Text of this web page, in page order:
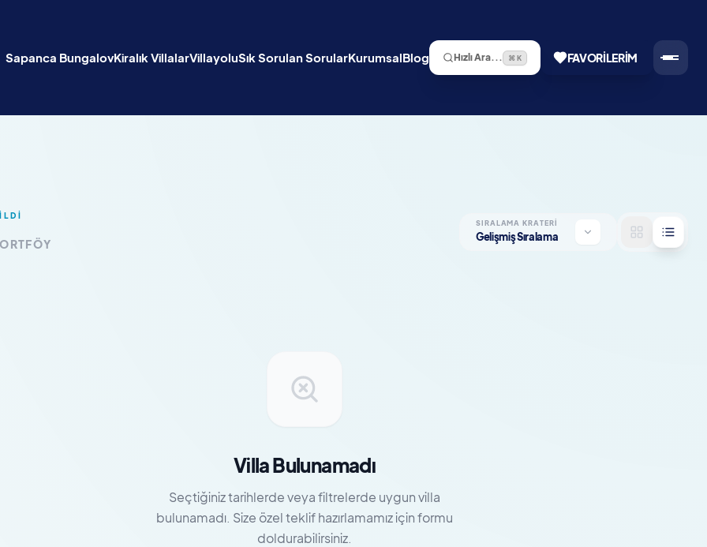
Sapanca BungalovKiralık VillalarVillayoluSık Sorulan SorularKurumsalBlog Hızlı Ara... ⌘ K FAVORILERIM
SIRALAMA KRATERI
Gelişmiş Sıralama
Villa Bulunamadı
Seçtiğiniz tarihlerde veya filtrelerde uygun villa
bulunamadı. Size özel teklif hazırlamamız için formu
doldurabilirsiniz.